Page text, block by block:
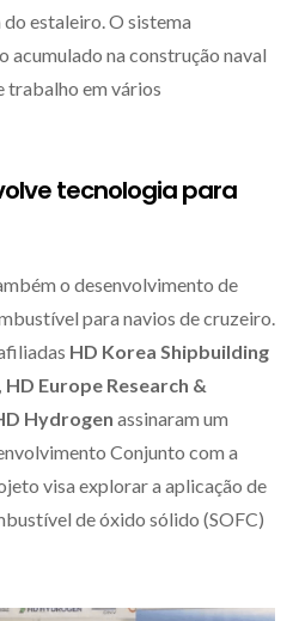
estaleiro. O sistema
acumulado na construção naval
trabalho em vários
tecnologia para
o desenvolvimento de
para navios de cruzeiro.
HD Korea Shipbuilding
Europe Research &
Hydrogen assinaram um
Conjunto com a
visa explorar a aplicação de
de óxido sólido (SOFC)